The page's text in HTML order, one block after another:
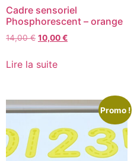
Cadre sensoriel
Phosphorescent – orange
14,00€ 10,00€
Lire la suite
Promo !